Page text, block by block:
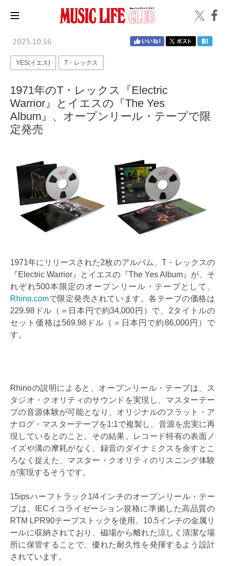
2025.10.16
YES(イエス) T・レックス
1971年のT・レックス『Electric
Warrior』とイエスの『The Yes
Album』、オープンリール・テープで限
定発売
1971年にリリースされた2枚のアルバム、T・レックスの
『Electric Warrior』とイエスの『The Yes Album』が、そ
れぞれ500本限定のオープンリール・テープとして、
Rhino.comで限定発売されています。各テープの価格は
229.98ドル（＝日本円で約34,000円）で、2タイトルの
セット価格は569.98ドル（＝日本円で約86,000円）で
す。
Rhinoの説明によると、オープンリール・テープは、ス
タジオ・クオリティのサウンドを実現し、マスターテー
プの音源体験が可能となり、オリジナルのフラット・ア
ナログ・マスターテープを1:1で複製し、音源を忠実に再
現しているとのこと。その結果、レコード特有の表面ノ
イズや溝の摩耗がなく、録音のダイナミクスを余すとこ
ろなく捉えた、マスター・クオリティのリスニング体験
が実現するそうです。
15ipsハーフトラック1/4インチのオープンリール・テー
プは、IECイコライゼーション規格に準拠した高品質の
RTM LPR90テープストックを使用、10.5インチの金属リ
ールに収納されており、磁場から離れた涼しく清潔な場
所に保管することで、優れた耐久性を発揮するよう設計
されています。